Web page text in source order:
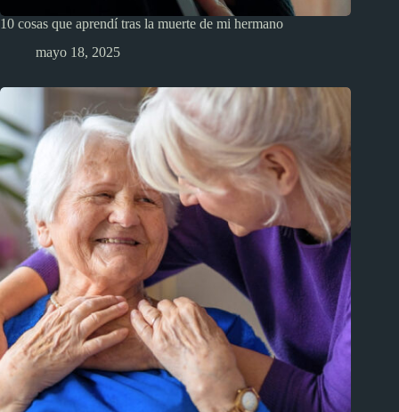
10 cosas que aprendí tras la muerte de mi hermano
mayo 18, 2025